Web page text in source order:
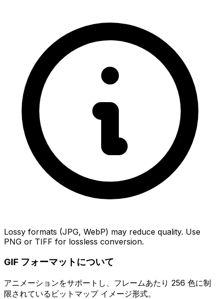
Lossy formats (JPG, WebP) may reduce quality. Use
PNG or TIFF for lossless conversion.
GIF フォーマットについて
アニメーションをサポートし、フレームあたり 256 色に制
限されているビットマップ イメージ形式。